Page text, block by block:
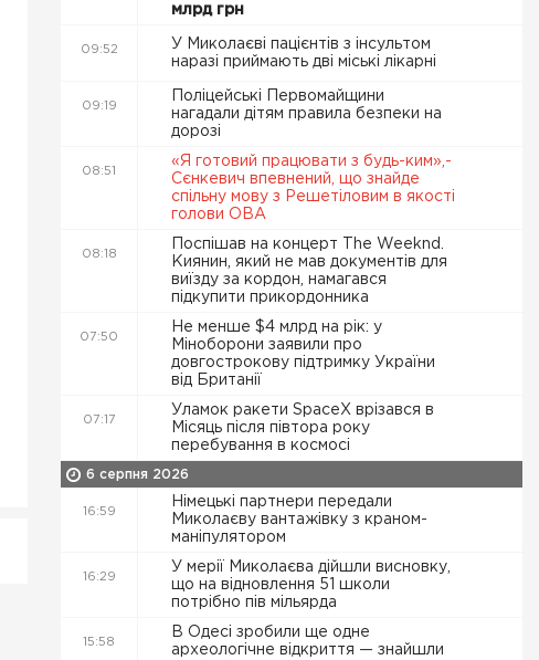
млрд грн
09:52
У Миколаєві пацієнтів з інсультом
наразі приймають дві міські лікарні
09:19
Поліцейські Первомайщини
нагадали дітям правила безпеки на
дорозі
08:51
«Я готовий працювати з будь-ким»,-
Сєнкевич впевнений, що знайде
спільну мову з Решетіловим в якості
голови ОВА
08:18
Поспішав на концерт The Weeknd.
Киянин, який не мав документів для
виїзду за кордон, намагався
підкупити прикордонника
07:50
Не менше $4 млрд на рік: у
Міноборони заявили про
довгострокову підтримку України
від Британії
07:17
Уламок ракети SpaceX врізався в
Місяць після півтора року
перебування в космосі
6 серпня 2026
16:59
Німецькі партнери передали
Миколаєву вантажівку з краном-
маніпулятором
16:29
У мерії Миколаєва дійшли висновку,
що на відновлення 51 школи
потрібно пів мільярда
15:58
В Одесі зробили ще одне
археологічне відкриття — знайшли